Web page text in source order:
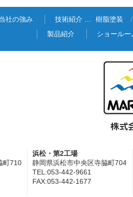
社の強み 技術紹介 … 樹脂塗装
製品紹介 ショールー
町710
浜松・第2工場
静岡県浜松市中央区寺脇町704
TEL:053-442-9661
FAX:053-442-1677